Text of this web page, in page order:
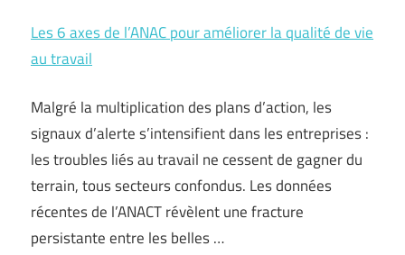
Les 6 axes de l’ANAC pour améliorer la qualité de vie
au travail
Malgré la multiplication des plans d’action, les
signaux d’alerte s’intensifient dans les entreprises :
les troubles liés au travail ne cessent de gagner du
terrain, tous secteurs confondus. Les données
récentes de l’ANACT révèlent une fracture
persistante entre les belles …